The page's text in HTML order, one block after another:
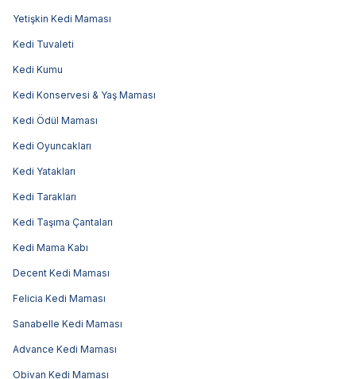
Yetişkin Kedi Maması
Kedi Tuvaleti
Kedi Kumu
Kedi Konservesi & Yaş Maması
Kedi Ödül Maması
Kedi Oyuncakları
Kedi Yatakları
Kedi Tarakları
Kedi Taşıma Çantaları
Kedi Mama Kabı
Decent Kedi Maması
Felicia Kedi Maması
Sanabelle Kedi Maması
Advance Kedi Maması
Obivan Kedi Maması